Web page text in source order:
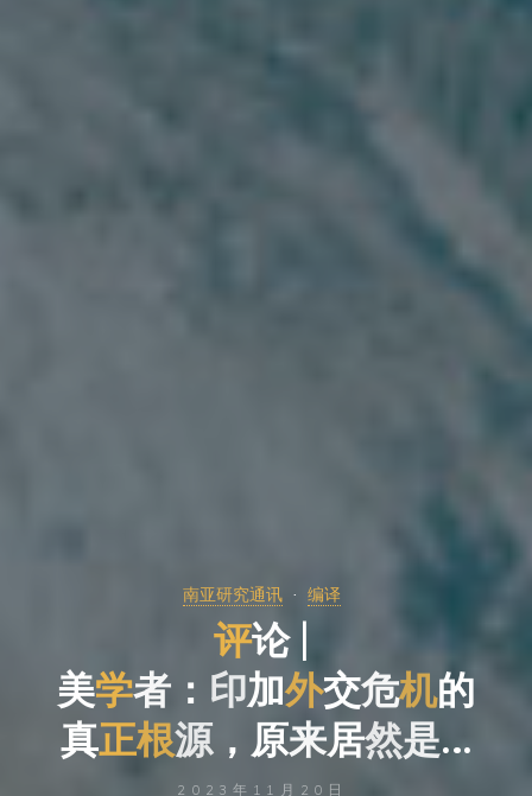
南亚研究通讯 编译
评论
论 |
美学者 ： 印加外交
交危机的
真正根源
源， 原来居然是…
…
2023年11月20日